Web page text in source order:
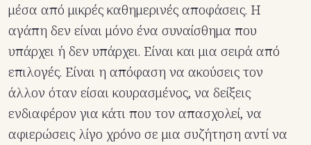
μέσα από μικρές καθημερινές αποφάσεις. Η
αγάπη δεν είναι μόνο ένα συναίσθημα που
υπάρχει ή δεν υπάρχει. Είναι και μια σειρά από
επιλογές. Είναι η απόφαση να ακούσεις τον
άλλον όταν είσαι κουρασμένος, να δείξεις
ενδιαφέρον για κάτι που τον απασχολεί, να
αφιερώσεις λίγο χρόνο σε μια συζήτηση αντί να